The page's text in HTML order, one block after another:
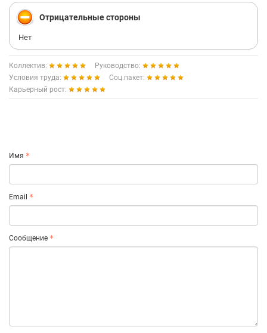
Отрицательные стороны
Нет
Коллектив:
Руководство:
Условия труда:
Соц.пакет:
Карьерный рост:
Имя
Email
Сообщение